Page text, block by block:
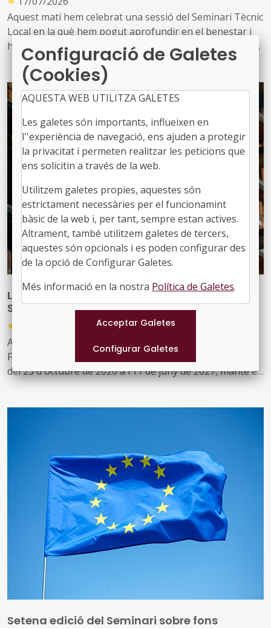
Aquest matí hem celebrat una sessió del Seminari Tècnic
Local en la què hem pogut aprofundir en el benestar i
hem pogut gaudir d’unes interessants ponències sobre
equilibri intern, comunicació interpersonal i l’ordre com
a aliat en el treball
L’FMC organitza una nova edició del seu
Seminari de Dret Local
●
Aquesta 39a edició del Seminari de Dret Local de la
Federació de Municipis de Catalunya, que se celebrarà
del 23 d'octubre de 2026 a l’11 de juny de 2027, manté el
compromís amb l’anàlisi de qüestions d’actualitat i de
que tenen implicacions jurídiques destacades i que han
El Seminari es dedicarà a examinar aquestes temàtiques
des de diferents perspectives, tenint en compte que una
part d’aquesta edició es desenvoluparà en període
electoral en l’àmbit local. Així, s’abordaran qüestions
relatives al procés electoral local, la millora dels serveis
públics, la simplificació i acceleració administratives, la
contractació pública, l’urbanisme i l’habitatge, els
sistemes algorítmics i la intel·ligència artificial, les
aportacions de les ciències del comportament al dret
local o elcompliancepúblic, entre d’altres
Setena edició del Seminari sobre fons
Configuració de Galetes
(Cookies)
AQUESTA WEB UTILITZA GALETES
Les galetes són importants, influeixen en
l''experiència de navegació, ens ajuden a protegir
la privacitat i permeten realitzar les peticions que
ens solicitin a través de la web.
Utilitzem galetes propies, aquestes són
estrictament necessàries per el funcionamint
bàsic de la web i, per tant, sempre estan actives.
Altrament, també utilitzem galetes de tercers,
aquestes són opcionals i es poden configurar des
de la opció de Configurar Galetes.
Més informació en la nostra Política de Galetes.